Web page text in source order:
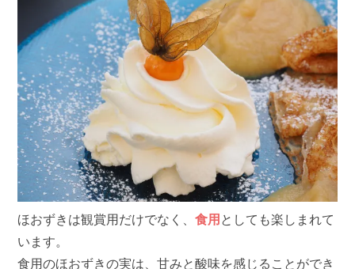
ほおずきは観賞用だけでなく、食用 としても楽しまれて
います。
食用のほおずきの実は、甘みと酸味を感じることができ